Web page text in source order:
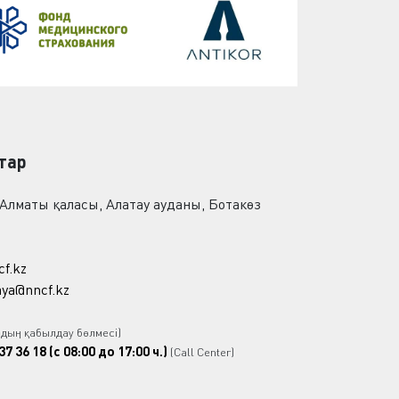
қаласы, Алатау ауданы, Ботакөз
қабылдау бөлмесі)
36 18 (с 08:00 до 17:00 ч.) (Call Center)